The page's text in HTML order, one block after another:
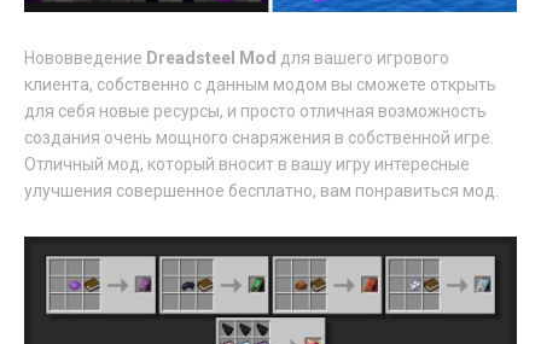
Нововведение Dreadsteel Mod для вашего игрового
клиента, собственно с данным модом вы сможете открыть
для себя новые ресурсы, и просто отличная возможность
создания очень мощного снаряжения в собственной игре.
Отличный мод, который вносит в вашу игру интересные
улучшения совершенное бесплатно, вам понравиться мод.